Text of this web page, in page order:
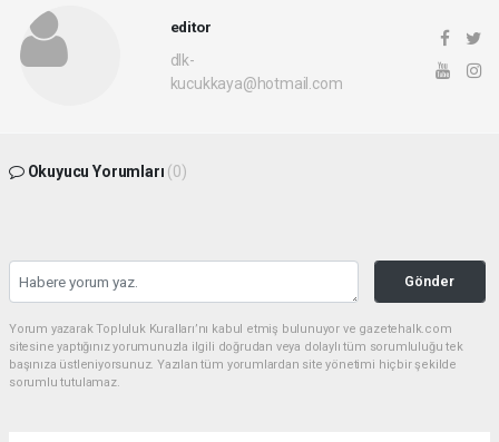
editor
dlk-
kucukkaya@hotmail.com
Okuyucu Yorumları (0)
Gönder
Yorum yazarak Topluluk Kuralları’nı kabul etmiş bulunuyor ve gazetehalk.com
sitesine yaptığınız yorumunuzla ilgili doğrudan veya dolaylı tüm sorumluluğu tek
başınıza üstleniyorsunuz. Yazılan tüm yorumlardan site yönetimi hiçbir şekilde
sorumlu tutulamaz.